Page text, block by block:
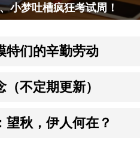
小梦聊聊大学女生那些事儿
特们的辛勤劳动
不定期更新）
秋，伊人何在？